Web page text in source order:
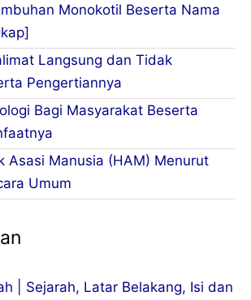
Monokotil Beserta Nama
Langsung dan Tidak
Pengertiannya
Bagi Masyarakat Beserta
Asasi Manusia (HAM) Menurut
Umum
| Sejarah, Latar Belakang, Isi dan